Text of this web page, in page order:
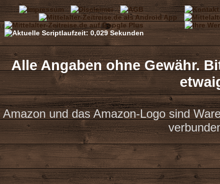
Alle Angaben ohne Gewähr.
Amazon und das Amazon-Logo sind